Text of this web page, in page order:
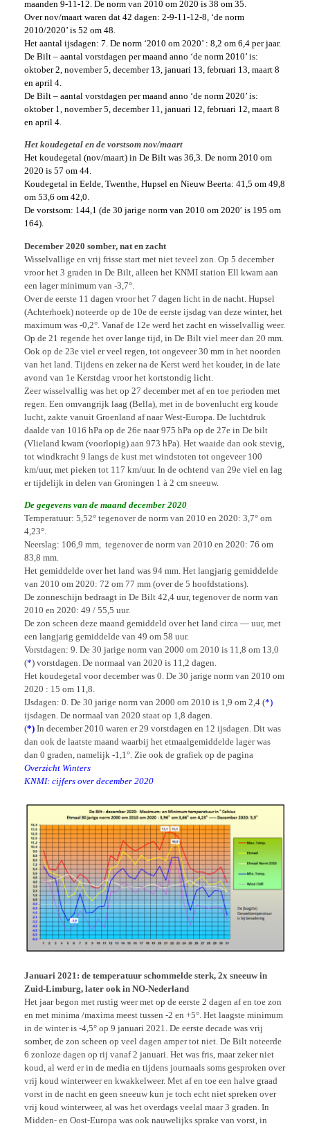
maanden 9-11-12. De norm van 2010 om 2020 is 38 om 35.
Over nov/maart waren dat 42 dagen: 2-9-11-12-8, ‘de norm
2010/2020’ is 52 om 48.
Het aantal ijsdagen: 7. De norm ‘2010 om 2020’ : 8,2 om 6,4 per jaar.
De Bilt – aantal vorstdagen per maand anno ‘de norm 2010’ is:
oktober 2, november 5, december 13, januari 13, februari 13, maart 8
en april 4.
De Bilt – aantal vorstdagen per maand anno ‘de norm 2020’ is:
oktober 1, november 5, december 11, januari 12, februari 12, maart 8
en april 4.
Het koudegetal en de vorstsom nov/maart
Het koudegetal (nov/maart) in De Bilt was 36,3. De norm 2010 om
2020 is 57 om 44.
Koudegetal in Eelde, Twenthe, Hupsel en Nieuw Beerta: 41,5 om 49,8
om 53,6 om 42,0.
De vorstsom: 144,1 (de 30 jarige norm van 2010 om 2020′ is 195 om
164).
December 2020 somber, nat en zacht
Wisselvallige en vrij frisse start met niet teveel zon. Op 5 december
vroor het 3 graden in De Bilt, alleen het KNMI station Ell kwam aan
een lager minimum van -3,7°.
Over de eerste 11 dagen vroor het 7 dagen licht in de nacht. Hupsel
(Achterhoek) noteerde op de 10e de eerste ijsdag van deze winter, het
maximum was -0,2°. Vanaf de 12e werd het zacht en wisselvallig weer.
Op de 21 regende het over lange tijd, in De Bilt viel meer dan 20 mm.
Ook op de 23e viel er veel regen, tot ongeveer 30 mm in het noorden
van het land. Tijdens en zeker na de Kerst werd het kouder, in de late
avond van 1e Kerstdag vroor het kortstondig licht.
Zeer wisselvallig was het op 27 december met af en toe perioden met
regen. Een omvangrijk laag (Bella), met in de bovenlucht erg koude
lucht, zakte vanuit Groenland af naar West-Europa. De luchtdruk
daalde van 1016 hPa op de 26e naar 975 hPa op de 27e in De bilt
(Vlieland kwam (voorlopig) aan 973 hPa). Het waaide dan ook stevig,
tot windkracht 9 langs de kust met windstoten tot ongeveer 100
km/uur, met pieken tot 117 km/uur. In de ochtend van 29e viel en lag
er tijdelijk in delen van Groningen 1 à 2 cm sneeuw.
De gegevens van de maand december 2020
Temperatuur: 5,52° tegenover de norm van 2010 en 2020: 3,7° om
4,23°.
Neerslag: 106,9 mm, tegenover de norm van 2010 en 2020: 76 om
83,8 mm.
Het gemiddelde over het land was 94 mm. Het langjarig gemiddelde
van 2010 om 2020: 72 om 77 mm (over de 5 hoofdstations).
De zonneschijn bedraagt in De Bilt 42,4 uur, tegenover de norm van
2010 en 2020: 49 / 55,5 uur.
De zon scheen deze maand gemiddeld over het land circa — uur, met
een langjarig gemiddelde van 49 om 58 uur.
Vorstdagen: 9. De 30 jarige norm van 2000 om 2010 is 11,8 om 13,0
(*) vorstdagen. De normaal van 2020 is 11,2 dagen.
Het koudegetal voor december was 0. De 30 jarige norm van 2010 om
2020 : 15 om 11,8.
IJsdagen: 0. De 30 jarige norm van 2000 om 2010 is 1,9 om 2,4 (*)
ijsdagen. De normaal van 2020 staat op 1,8 dagen.
(*) In december 2010 waren er 29 vorstdagen en 12 ijsdagen. Dit was
dan ook de laatste maand waarbij het etmaalgemiddelde lager was
dan 0 graden, namelijk -1,1°. Zie ook de grafiek op de pagina
Overzicht Winters
KNMI: cijfers over december 2020
Januari 2021: de temperatuur schommelde sterk, 2x sneeuw in
Zuid-Limburg, later ook in NO-Nederland
Het jaar begon met rustig weer met op de eerste 2 dagen af en toe zon
en met minima /maxima meest tussen -2 en +5°. Het laagste minimum
in de winter is -4,5° op 9 januari 2021. De eerste decade was vrij
somber, de zon scheen op veel dagen amper tot niet. De Bilt noteerde
6 zonloze dagen op rij vanaf 2 januari. Het was fris, maar zeker niet
koud, al werd er in de media en tijdens journaals soms gesproken over
vrij koud winterweer en kwakkelweer. Met af en toe een halve graad
vorst in de nacht en geen sneeuw kun je toch echt niet spreken over
vrij koud winterweer, al was het overdags veelal maar 3 graden. In
Midden- en Oost-Europa was ook nauwelijks sprake van vorst, in